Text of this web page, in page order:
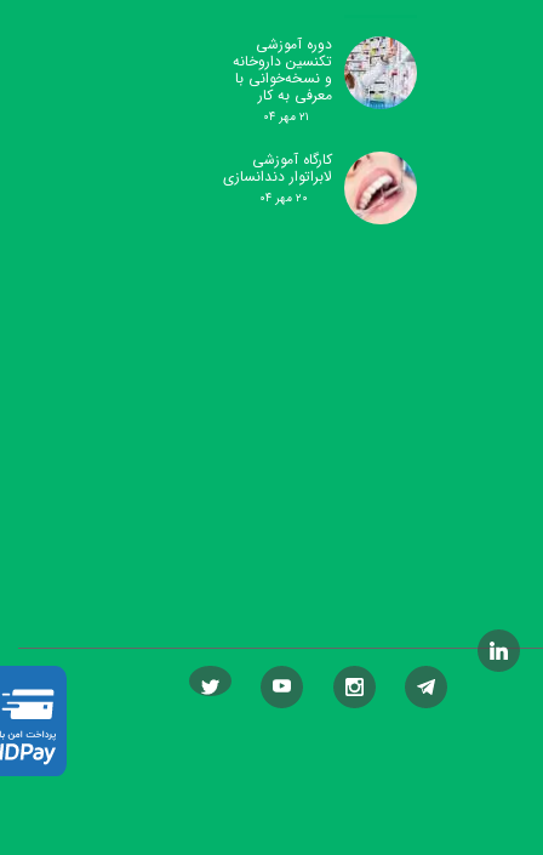
دوره آموزشی
تکنسین داروخانه
و نسخه‌خوانی با
معرفی به کار
۲۱ مهر ۰۴
کارگاه آموزشی
لابراتوار دندانسازی
۲۰ مهر ۰۴